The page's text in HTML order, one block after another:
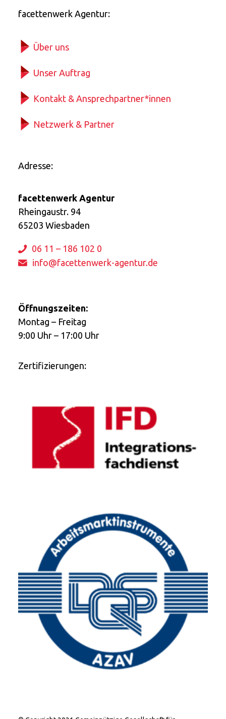
facettenwerk Agentur:
Über uns
Unser Auftrag
Kontakt & Ansprechpartner*innen
Netzwerk & Partner
Adresse:
facettenwerk Agentur
Rheingaustr. 94
65203 Wiesbaden
06 11 – 186 102 0
info@facettenwerk-agentur.de
Öffnungszeiten:
Montag – Freitag
9:00 Uhr – 17:00 Uhr
Zertifizierungen: